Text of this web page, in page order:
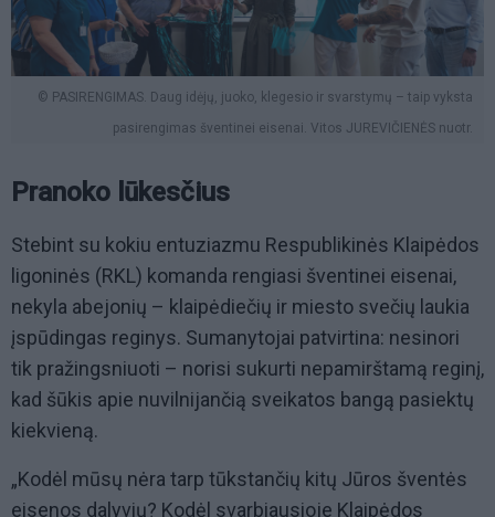
© PASIRENGIMAS. Daug idėjų, juoko, klegesio ir svarstymų – taip vyksta
pasirengimas šventinei eisenai. Vitos JUREVIČIENĖS nuotr.
Pranoko lūkesčius
Stebint su kokiu entuziazmu Respublikinės Klaipėdos
ligoninės (RKL) komanda rengiasi šventinei eisenai,
nekyla abejonių – klaipėdiečių ir miesto svečių laukia
įspūdingas reginys. Sumanytojai patvirtina: nesinori
tik pražingsniuoti – norisi sukurti nepamirštamą reginį,
kad šūkis apie nuvilnijančią sveikatos bangą pasiektų
kiekvieną.
„Kodėl mūsų nėra tarp tūkstančių kitų Jūros šventės
eisenos dalyvių? Kodėl svarbiausioje Klaipėdos